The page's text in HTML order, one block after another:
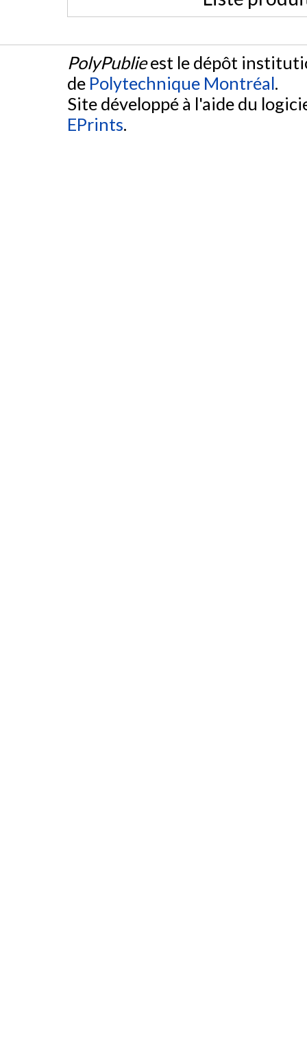
PolyPublieest le dépôt
de Polytechnique Montréal.
Site développé à l'aide du
EPrints.